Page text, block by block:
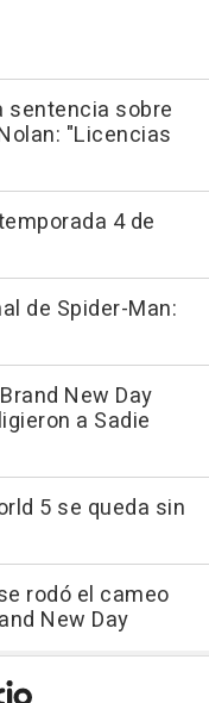
sentencia sobre
"Licencias
4 de
de Spider-Man:
New Day
a Sadie
5 se queda sin
rodó el cameo
New Day